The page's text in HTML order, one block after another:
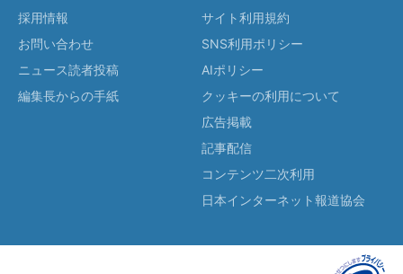
採用情報
お問い合わせ
ニュース読者投稿
編集長からの手紙
サイト利用規約
SNS利用ポリシー
AIポリシー
クッキーの利用について
広告掲載
記事配信
コンテンツ二次利用
日本インターネット報道協会